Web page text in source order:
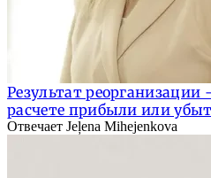
Результат реорганизации
расчете прибыли или
Отвечает Jeļena Mihejenkova